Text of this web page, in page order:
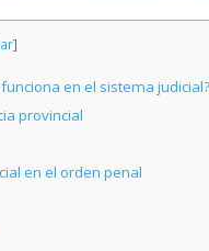
]
en el sistema judicial?
provincial
en el orden penal